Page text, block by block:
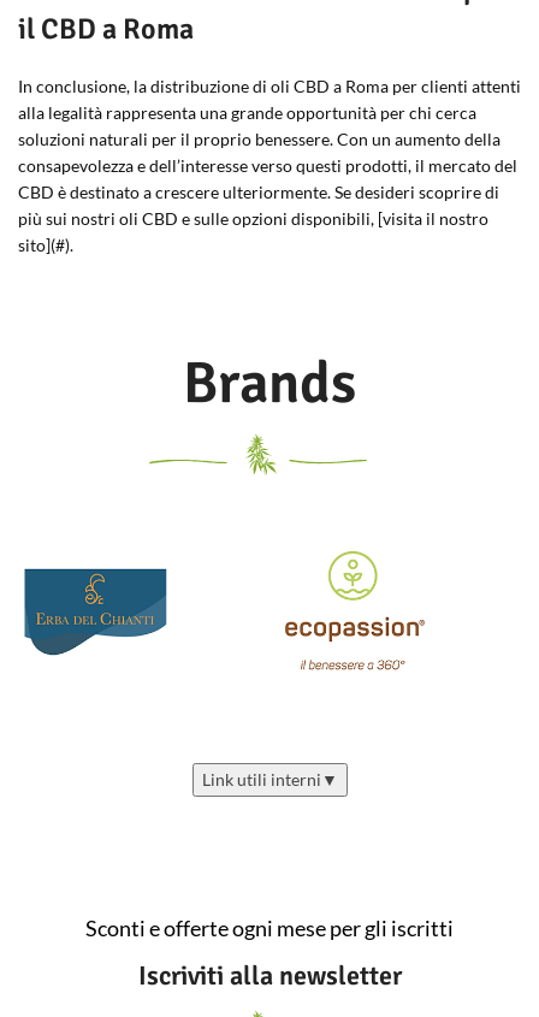
il CBD a Roma
In conclusione, la distribuzione di oli CBD a Roma per clienti attenti
alla legalità rappresenta una grande opportunità per chi cerca
soluzioni naturali per il proprio benessere. Con un aumento della
consapevolezza e dell’interesse verso questi prodotti, il mercato del
CBD è destinato a crescere ulteriormente. Se desideri scoprire di
più sui nostri oli CBD e sulle opzioni disponibili, [visita il nostro
sito](#).
Brands
Link utili interni ▼
Sconti e offerte ogni mese per gli iscritti
Iscriviti alla newsletter